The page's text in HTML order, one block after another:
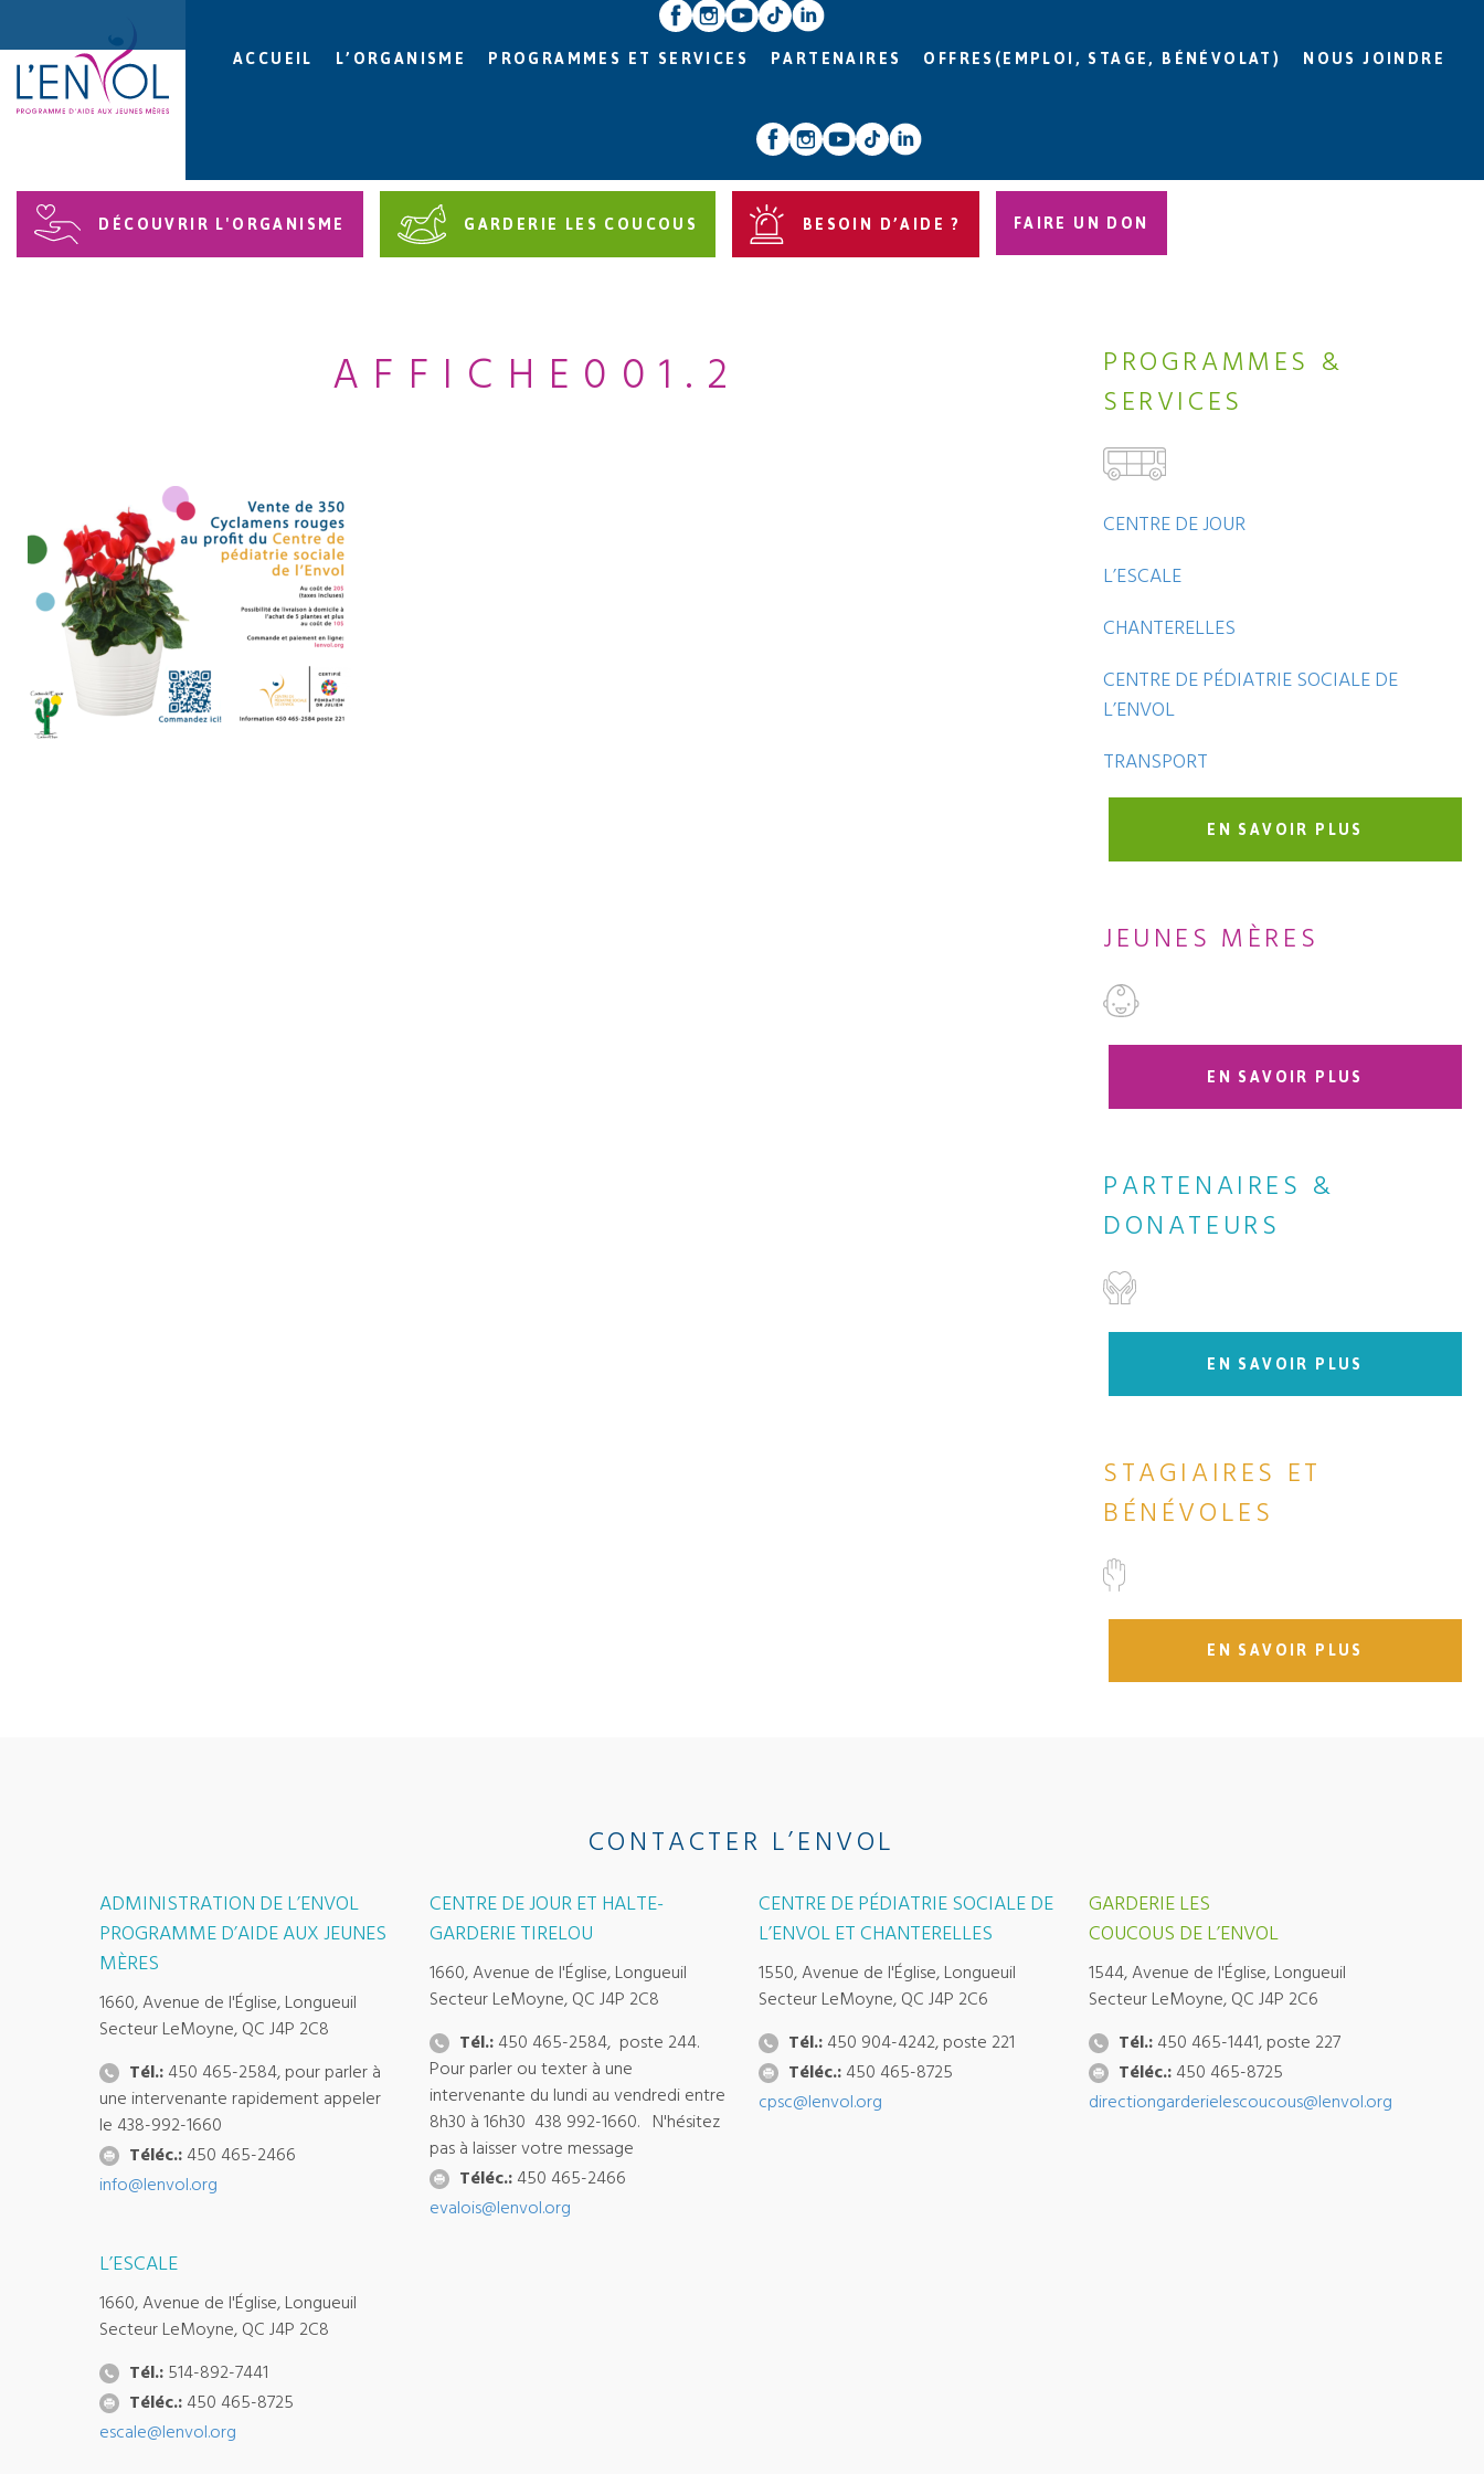
ACCUEIL L’ORGANISME PROGRAMMES ET SERVICES PARTENAIRES OFFRES(EMPLOI, STAGE, BÉNÉVOLAT) NOUS JOINDRE
DÉCOUVRIR L'ORGANISME GARDERIE LES COUCOUS BESOIN D’AIDE ? FAIRE UN DON
AFFICHE001.2
PROGRAMMES &
SERVICES
CENTRE DE JOUR
L’ESCALE
CHANTERELLES
CENTRE DE PÉDIATRIE SOCIALE DE
L’ENVOL
TRANSPORT
EN SAVOIR PLUS
JEUNES MÈRES
EN SAVOIR PLUS
PARTENAIRES &
DONATEURS
EN SAVOIR PLUS
STAGIAIRES ET
BÉNÉVOLES
EN SAVOIR PLUS
CONTACTER L’ENVOL
ADMINISTRATION DE L’ENVOL
PROGRAMME D’AIDE AUX JEUNES
MÈRES
1660, Avenue de l'Église, Longueuil
Secteur LeMoyne, QC J4P 2C8
Tél.: 450 465-2584, pour parler à
une intervenante rapidement appeler
le 438-992-1660
Téléc.: 450 465-2466
info@lenvol.org
CENTRE DE JOUR ET HALTE-
GARDERIE TIRELOU
1660, Avenue de l'Église, Longueuil
Secteur LeMoyne, QC J4P 2C8
Tél.:450 465-2584, poste 244.
Pour parler ou texter à une
intervenante du lundi au vendredi entre
8h30 à 16h30 438 992-1660. N'hésitez
pas à laisser votre message
Téléc.:450 465-2466
evalois@lenvol.org
CENTRE DE PÉDIATRIE SOCIALE DE
L’ENVOL ET CHANTERELLES
1550, Avenue de l'Église, Longueuil
Secteur LeMoyne, QC J4P 2C6
Tél.: 450 904-4242, poste 221
Téléc.: 450 465-8725
cpsc@lenvol.org
GARDERIE LES
COUCOUS DE L’ENVOL
1544, Avenue de l'Église, Longueuil
Secteur LeMoyne, QC J4P 2C6
Tél.:450 465-1441, poste 227
Téléc.:450 465-8725
directiongarderielescoucous@lenvol.org
L’ESCALE
1660, Avenue de l'Église, Longueuil
Secteur LeMoyne, QC J4P 2C8
Tél.: 514-892-7441
Téléc.: 450 465-8725
escale@lenvol.org